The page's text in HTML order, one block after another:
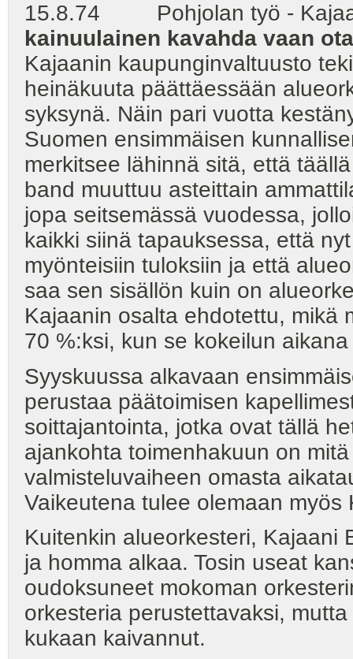
15.8.74 Pohjolan työ -
kainuulainen kavahda vaan
Kajaanin kaupunginvaltuusto
heinäkuuta päättäessään
syksynä. Näin pari vuotta
Suomen ensimmäisen
merkitsee lähinnä sitä, että
band muuttuu asteittain
jopa seitsemässä vuodessa,
kaikki siinä tapauksessa, että
myönteisiin tuloksiin ja että
saa sen sisällön kuin on
Kajaanin osalta ehdotettu, mikä
70 %:ksi, kun se kokeilun
Syyskuussa alkavaan
perustaa päätoimisen
soittajantointa, jotka ovat tällä
ajankohta toimenhakuun on
valmisteluvaiheen omasta
Vaikeutena tulee olemaan
Kuitenkin alueorkesteri, Kajaani
ja homma alkaa. Tosin useat
oudoksuneet mokoman
orkesteria perustettavaksi,
kukaan kaivannut.